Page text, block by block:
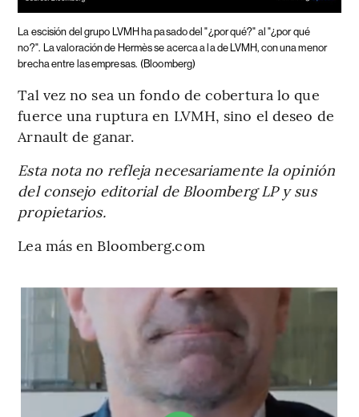
La escisión del grupo LVMH ha pasado del "¿por qué?" al "¿por qué
no?". La valoración de Hermès se acerca a la de LVMH, con una menor
brecha entre las empresas. (Bloomberg)
Tal vez no sea un fondo de cobertura lo que
fuerce una ruptura en LVMH, sino el deseo de
Arnault de ganar.
Esta nota no refleja necesariamente la opinión
del consejo editorial de Bloomberg LP y sus
propietarios.
Lea más en Bloomberg.com